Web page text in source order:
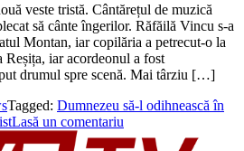
veste tristă. Cântărețul de muzică
să cânte îngerilor. Răfăilă Vincu s-a
Montan, iar copilăria a petrecut-o la
Reșița, iar acordeonul a fost
drumul spre scenă. Mai târziu […]
Tagged: Dumnezeu să-l odihnească în
Lasă un comentariu